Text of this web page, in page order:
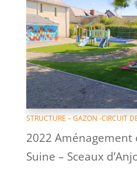
STRUCTURE – GAZON -CIRCUIT
2022 Aménagement
Suine – Sceaux